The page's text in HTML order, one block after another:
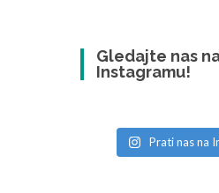
Gledajte nas
Instagramu!
Prati nas na